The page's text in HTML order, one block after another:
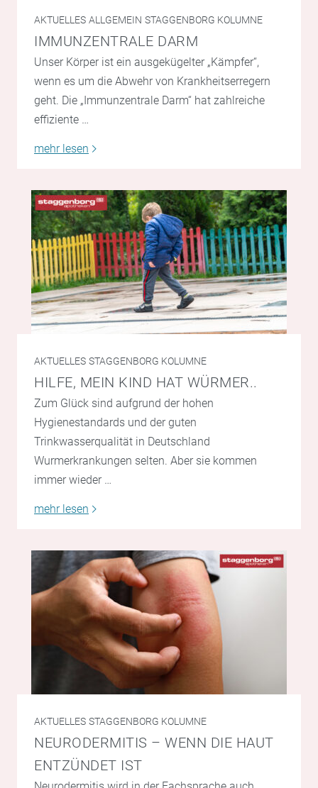
AKTUELLES ALLGEMEIN STAGGENBORG KOLUMNE
IMMUNZENTRALE DARM
Unser Körper ist ein ausgekügelter „Kämpfer“,
wenn es um die Abwehr von Krankheitserregern
geht. Die „Immunzentrale Darm“ hat zahlreiche
effiziente …
mehr lesen
AKTUELLES STAGGENBORG KOLUMNE
HILFE, MEIN KIND HAT WÜRMER..
Zum Glück sind aufgrund der hohen
Hygienestandards und der guten
Trinkwasserqualität in Deutschland
Wurmerkrankungen selten. Aber sie kommen
immer wieder …
mehr lesen
AKTUELLES STAGGENBORG KOLUMNE
NEURODERMITIS – WENN DIE HAUT
ENTZÜNDET IST